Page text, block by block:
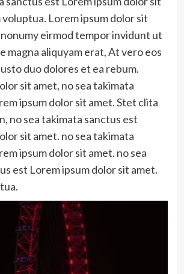
voluptua. Lorem ipsum dolor sit
eirmod tempor invidunt ut
magna aliquyam erat, At vero eos
duo dolores et ea rebum.
sit amet, no sea takimata
ipsum dolor sit amet. Stet clita
no sea takimata sanctus est
sit amet. no sea takimata
ipsum dolor sit amet. no sea
est Lorem ipsum dolor sit amet.